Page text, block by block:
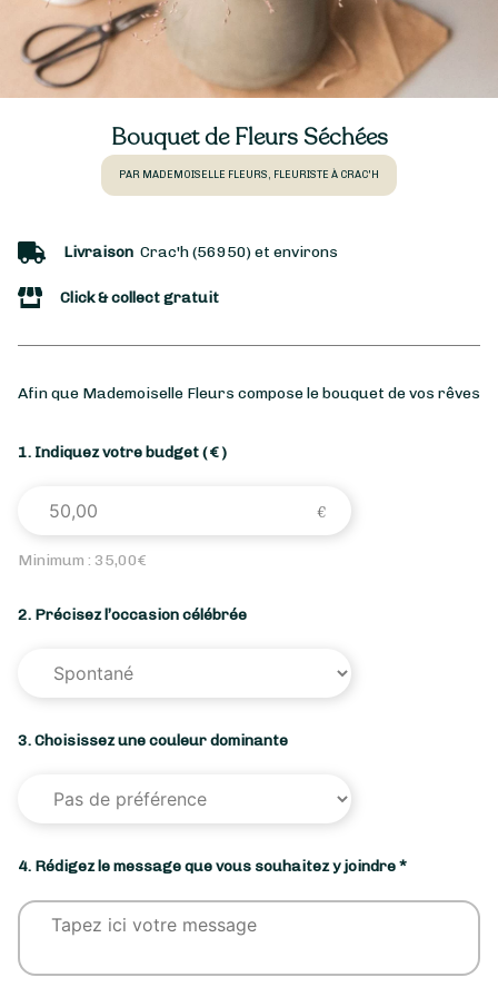
Bouquet de Fleurs Séchées
PAR MADEMOISELLE FLEURS, FLEURISTE À CRAC'H
Livraison Crac'h (56950) et environs
Click & collect gratuit
Afin que Mademoiselle Fleurs compose le bouquet de vos rêves
1. Indiquez votre budget( € )
Minimum : 35,00€
2. Précisez l’occasion célébrée
3. Choisissez une couleur dominante
4. Rédigez le message que vous souhaitez y joindre *